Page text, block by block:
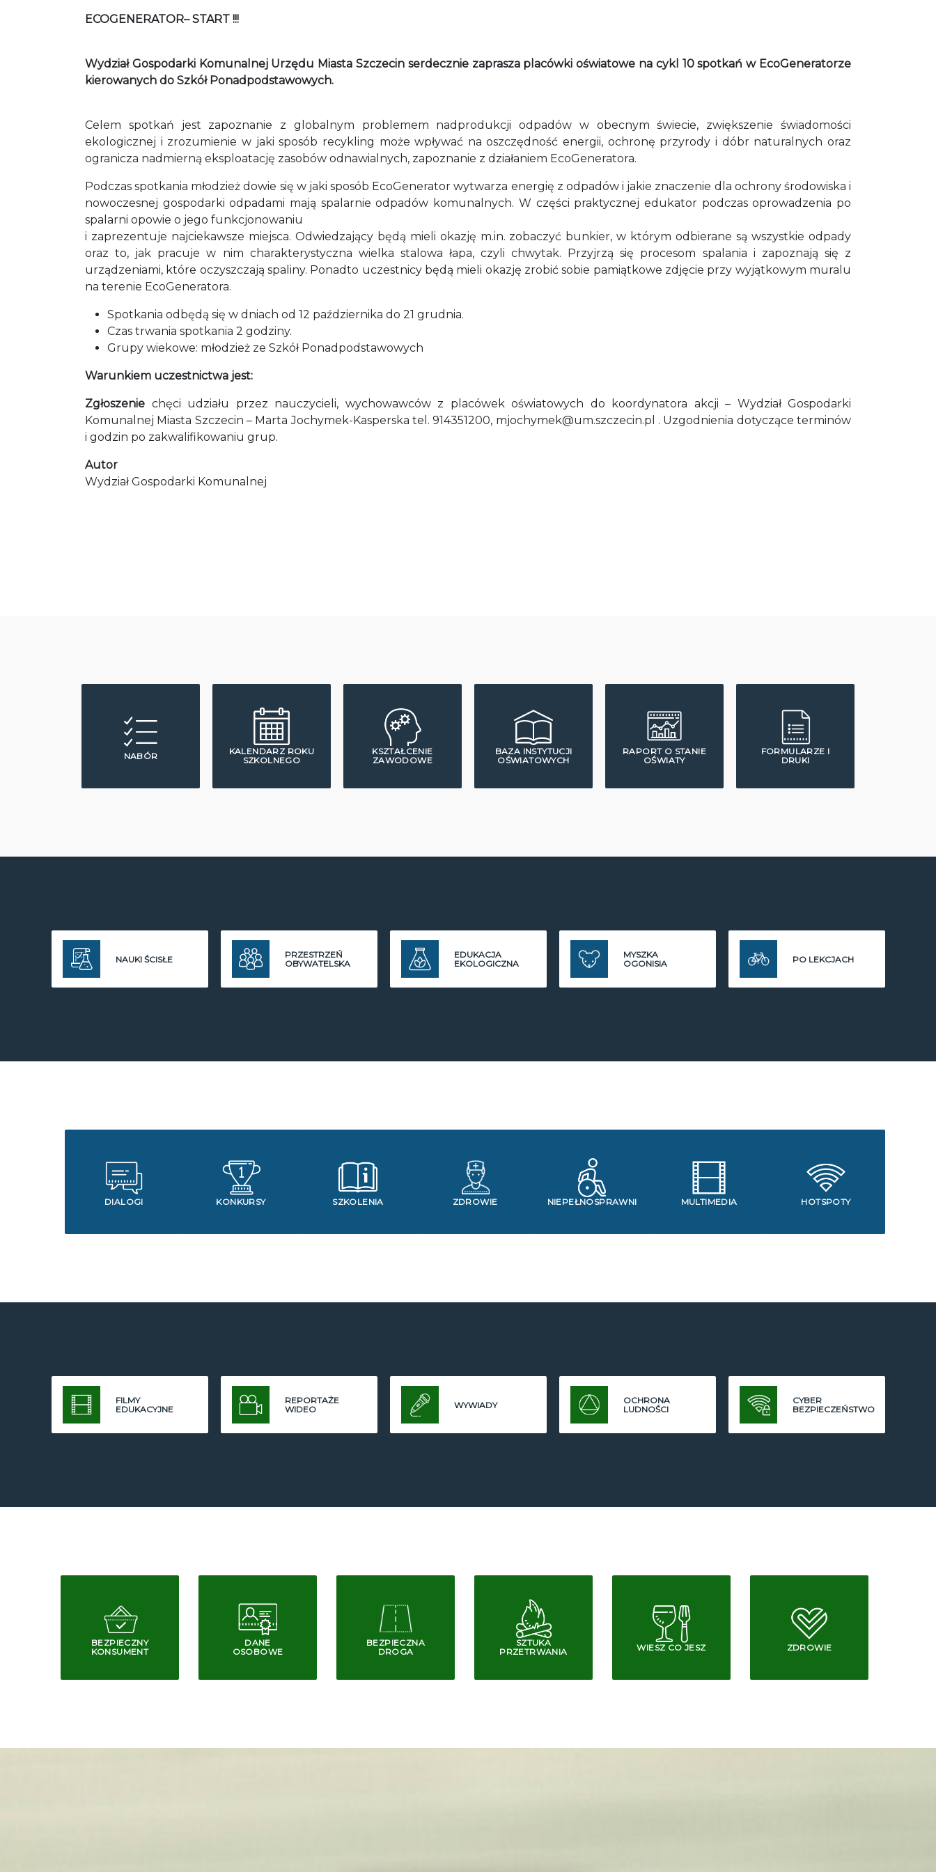
ECOGENERATOR– START !!!
Wydział Gospodarki Komunalnej Urzędu Miasta Szczecin serdecznie zaprasza placówki oświatowe na cykl 10 spotkań w EcoGeneratorze
kierowanych do Szkół Ponadpodstawowych.
Celem spotkań jest zapoznanie z globalnym problemem nadprodukcji odpadów w obecnym świecie, zwiększenie świadomości
ekologicznej i zrozumienie w jaki sposób recykling może wpływać na oszczędność energii, ochronę przyrody i dóbr naturalnych oraz
ogranicza nadmierną eksploatację zasobów odnawialnych, zapoznanie z działaniem EcoGeneratora.
Podczas spotkania młodzież dowie się w jaki sposób EcoGenerator wytwarza energię z odpadów i jakie znaczenie dla ochrony środowiska i
nowoczesnej gospodarki odpadami mają spalarnie odpadów komunalnych. W części praktycznej edukator podczas oprowadzenia po
spalarni opowie o jego funkcjonowaniu
i zaprezentuje najciekawsze miejsca. Odwiedzający będą mieli okazję m.in. zobaczyć bunkier, w którym odbierane są wszystkie odpady
oraz to, jak pracuje w nim charakterystyczna wielka stalowa łapa, czyli chwytak. Przyjrzą się procesom spalania i zapoznają się z
urządzeniami, które oczyszczają spaliny. Ponadto uczestnicy będą mieli okazję zrobić sobie pamiątkowe zdjęcie przy wyjątkowym muralu
na terenie EcoGeneratora.
Spotkania odbędą się w dniach od 12 października do 21 grudnia.
Czas trwania spotkania 2 godziny.
Grupy wiekowe: młodzież ze Szkół Ponadpodstawowych
Warunkiem uczestnictwa jest:
Zgłoszenie chęci udziału przez nauczycieli, wychowawców z placówek oświatowych do koordynatora akcji – Wydział Gospodarki
Komunalnej Miasta Szczecin – Marta Jochymek-Kasperska tel. 914351200, mjochymek@um.szczecin.pl . Uzgodnienia dotyczące terminów
i godzin po zakwalifikowaniu grup.
Autor
Wydział Gospodarki Komunalnej
NABÓR
KALENDARZ ROKU
SZKOLNEGO
KSZTAŁCENIE
ZAWODOWE
BAZA INSTYTUCJI
OŚWIATOWYCH
RAPORT O STANIE
OŚWIATY
FORMULARZE I
DRUKI
NAUKI ŚCISŁE
PRZESTRZEŃ
OBYWATELSKA
EDUKACJA
EKOLOGICZNA
MYSZKA
OGONISIA
PO LEKCJACH
DIALOGI KONKURSY SZKOLENIA ZDROWIE NIEPEŁNOSPRAWNI MULTIMEDIA HOTSPOTY
FILMY
EDUKACYJNE
REPORTAŻE
WIDEO
WYWIADY
OCHRONA
LUDNOŚCI
CYBER
BEZPIECZEŃSTWO
BEZPIECZNY
KONSUMENT
DANE
OSOBOWE
BEZPIECZNA
DROGA
SZTUKA
PRZETRWANIA
WIESZ CO JESZ ZDROWIE